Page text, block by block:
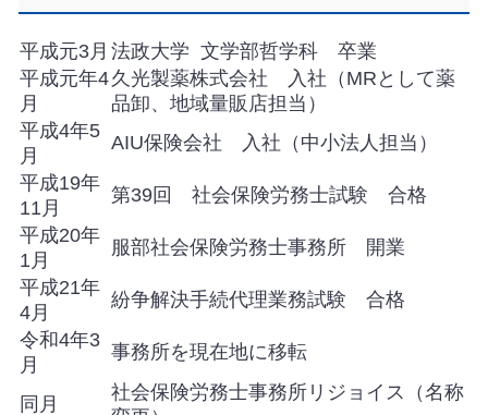
平成元3月 法政大学 文学部哲学科 卒業
平成元年4
月
久光製薬株式会社 入社（MRとして薬
品卸、地域量販店担当）
平成4年5
月
AIU保険会社 入社（中小法人担当）
平成19年
11月
第39回 社会保険労務士試験 合格
平成20年
1月
服部社会保険労務士事務所 開業
平成21年
4月
紛争解決手続代理業務試験 合格
令和4年3
月
事務所を現在地に移転
同月
社会保険労務士事務所リジョイス（名称